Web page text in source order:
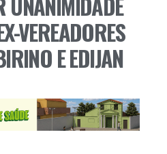
VEREADORES
E EDIJAN